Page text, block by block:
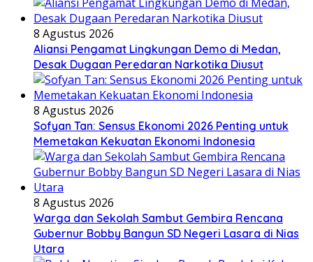
8 Agustus 2026
Aliansi Pengamat Lingkungan Demo di Medan,
Desak Dugaan Peredaran Narkotika Diusut
8 Agustus 2026
Sofyan Tan: Sensus Ekonomi 2026 Penting untuk
Memetakan Kekuatan Ekonomi Indonesia
8 Agustus 2026
Warga dan Sekolah Sambut Gembira Rencana
Gubernur Bobby Bangun SD Negeri Lasara di Nias
Utara